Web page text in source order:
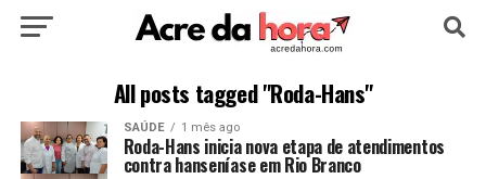
HOME POLÍTICA CULTURA ESPORTE
EDUCAÇÃO NOTÍCIA MUNDO
All posts tagged "Roda-Hans"
SAÚDE 1 mês ago
Roda-Hans inicia nova etapa de atendimentos
contra hanseníase em Rio Branco